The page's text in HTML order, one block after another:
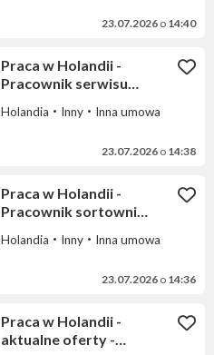
23.07.2026 o 14:40
Praca w Holandii -
Pracownik serwisu
Holandia Inny Inna umowa
23.07.2026 o 14:38
Praca w Holandii -
Pracownik sortowni
Holandia Inny Inna umowa
23.07.2026 o 14:36
Praca w Holandii -
aktualne oferty -